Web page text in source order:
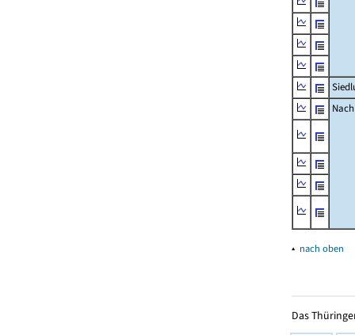
▴ nach oben
Das